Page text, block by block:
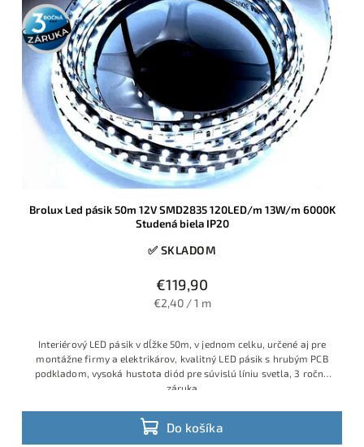
3 roky
záruka
Brolux Led pásik 50m 12V SMD2835 120LED/m 13W/m 6000K
Studená biela IP20
✅ SKLADOM
€119,90
€2,40 / 1 m
Do košíka
Interiérový LED pásik v dĺžke 50m, v jednom celku, určené aj pre
montážne firmy a elektrikárov, kvalitný LED pásik s hrubým PCB
podkladom, vysoká hustota diód pre súvislú líniu svetla, 3 ročná
záruka